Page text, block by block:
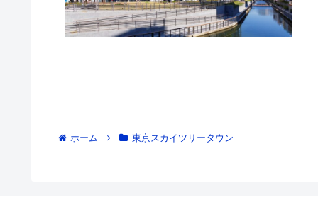
ホーム 東京スカイツリータウン